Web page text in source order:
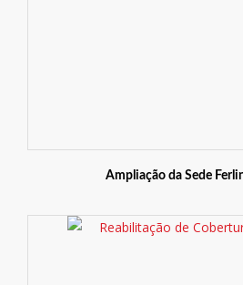
Ampliação da Sede